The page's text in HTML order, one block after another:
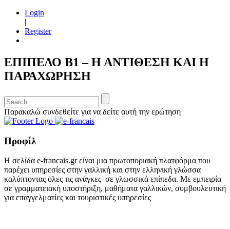
Login
|
Register
ΕΠΙΠΕΔΟ Β1 – Η ΑΝΤΙΘΕΣΗ ΚΑΙ Η
ΠΑΡΑΧΩΡΗΣΗ
Παρακαλώ συνδεθείτε για να δείτε αυτή την ερώτηση
Προφίλ
Η σελίδα e-francais.gr είναι μια πρωτοποριακή πλατφόρμα που
παρέχει υπηρεσίες στην γαλλική και στην ελληνική γλώσσα
καλύπτοντας όλες τις ανάγκες σε γλωσσικά επίπεδα. Με εμπειρία
σε γραμματειακή υποστήριξη, μαθήματα γαλλικών, συμβουλευτική
για επαγγελματίες και τουριστικές υπηρεσίες